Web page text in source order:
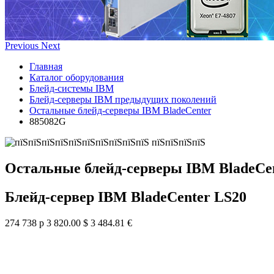
Previous Next
Главная
Каталог оборудования
Блейд-системы IBM
Блейд-серверы IBM предыдущих поколений
Остальные блейд-серверы IBM BladeCenter
885082G
Остальные блейд-серверы IBM
Блейд-сервер IBM BladeCenter LS20
274 738 р 3 820.00 $ 3 484.81 €